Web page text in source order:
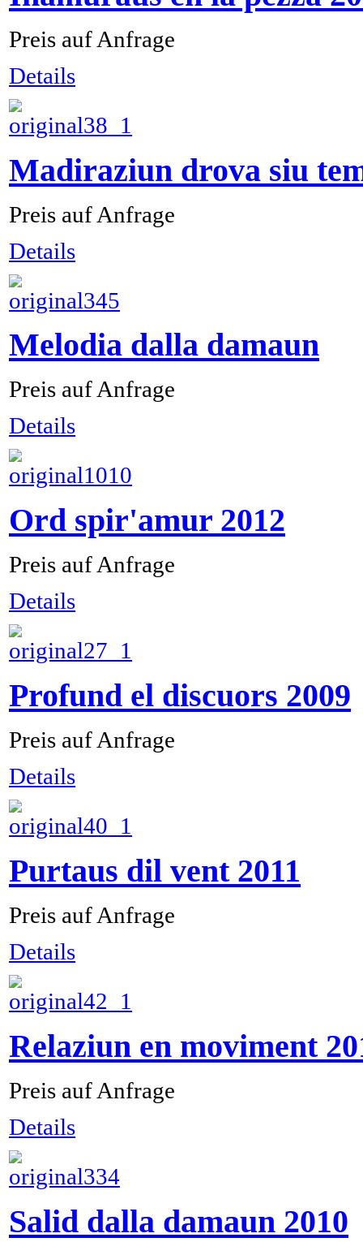
Preis auf Anfrage
Details
Madiraziun drova siu
Preis auf Anfrage
Details
Melodia dalla damaun
Preis auf Anfrage
Details
Ord spir'amur 2012
Preis auf Anfrage
Details
Profund el discuors 2009
Preis auf Anfrage
Details
Purtaus dil vent 2011
Preis auf Anfrage
Details
Relaziun en moviment
Preis auf Anfrage
Details
Salid dalla damaun 2010